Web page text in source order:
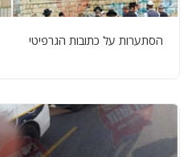
הסתערות על כתובות הגרפיטי